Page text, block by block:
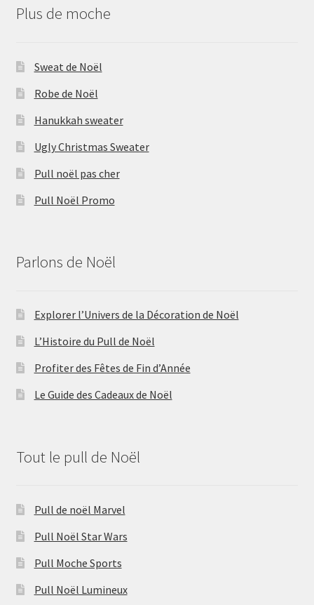
Plus de moche
Sweat de Noël
Robe de Noël
Hanukkah sweater
Ugly Christmas Sweater
Pull noël pas cher
Pull Noël Promo
Parlons de Noël
Explorer l’Univers de la Décoration de Noël
L’Histoire du Pull de Noël
Profiter des Fêtes de Fin d’Année
Le Guide des Cadeaux de Noël
Tout le pull de Noël
Pull de noël Marvel
Pull Noël Star Wars
Pull Moche Sports
Pull Noël Lumineux